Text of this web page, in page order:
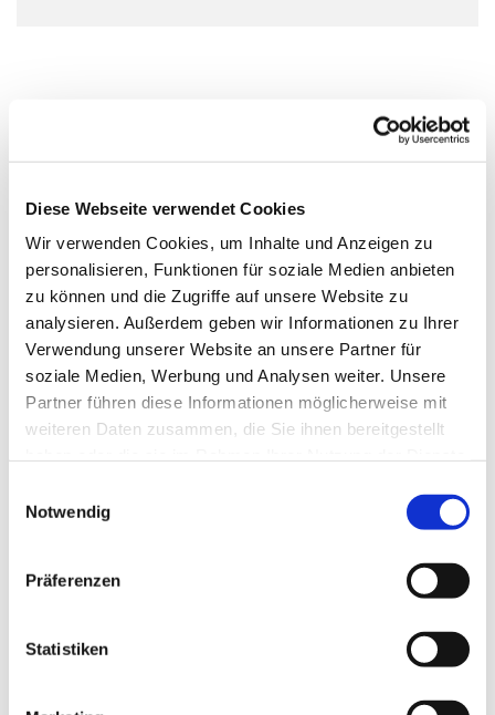
Diese Webseite verwendet Cookies
Wir verwenden Cookies, um Inhalte und Anzeigen zu
personalisieren, Funktionen für soziale Medien anbieten
zu können und die Zugriffe auf unsere Website zu
analysieren. Außerdem geben wir Informationen zu Ihrer
Verwendung unserer Website an unsere Partner für
soziale Medien, Werbung und Analysen weiter. Unsere
Partner führen diese Informationen möglicherweise mit
weiteren Daten zusammen, die Sie ihnen bereitgestellt
Notwendig
Präferenzen
Statistiken
Dies könnte Sie auch